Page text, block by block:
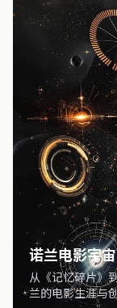
诺兰电影宇宙
从《记忆碎片》
兰的电影生涯与